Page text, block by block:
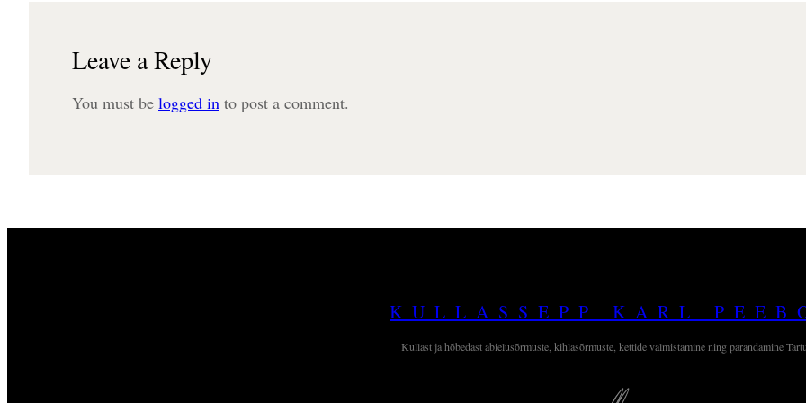
Leave a Reply
You must be logged in to post a comment.
KULLASSEPP KARL
Kullast ja hõbedast abielusõrmuste, kihlasõrmuste, kettide valmistamine ning parandamine